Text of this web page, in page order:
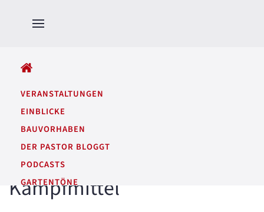
VERANSTALTUNGEN
EINBLICKE
BAUVORHABEN
DER PASTOR BLOGGT
PODCASTS
GARTENTÖNE
Kampfmittel